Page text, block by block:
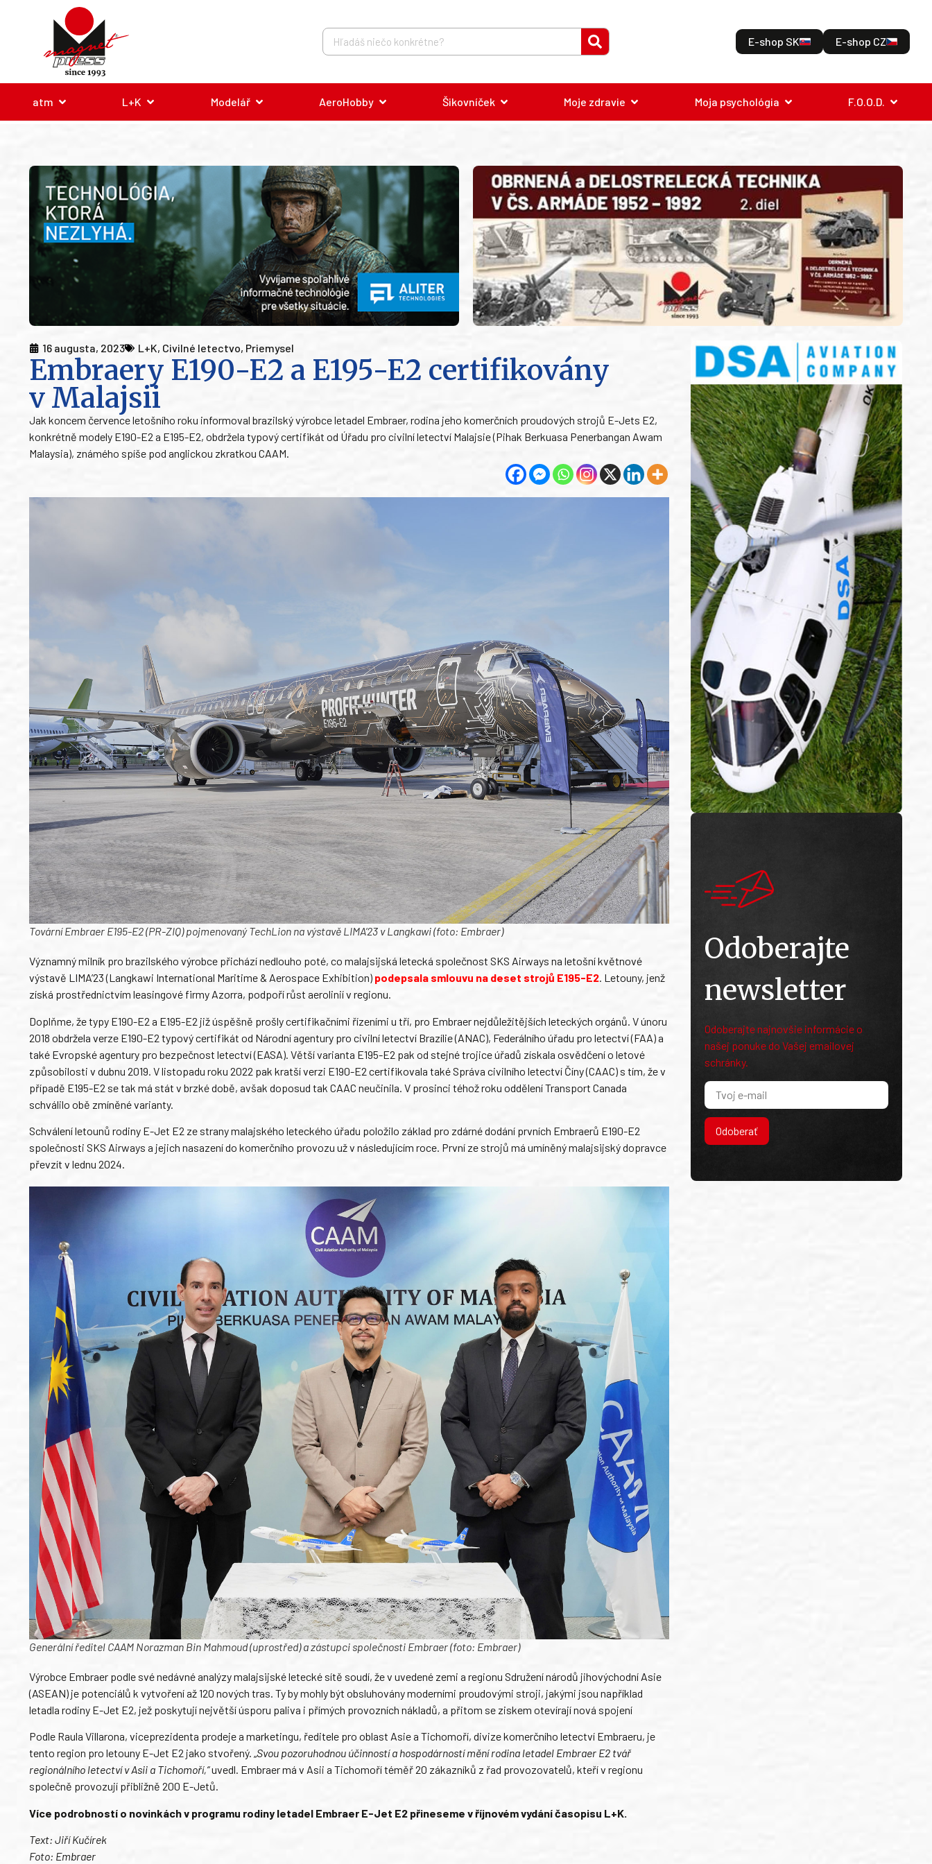
E-shop SK E-shop CZ
atm L+K Modelář AeroHobby Šikovníček Moje zdravie Moja psychológia F.O.O.D.
16 augusta, 2023 L+K, Civilné letectvo, Priemysel
Embraery E190-E2 a E195-E2 certifikovány
v Malajsii
Jak koncem července letošního roku informoval brazilský výrobce letadel Embraer, rodina jeho komerčních proudových strojů E-Jets E2,
konkrétně modely E190-E2 a E195-E2, obdržela typový certifikát od Úřadu pro civilní letectví Malajsie (Pihak Berkuasa Penerbangan Awam
Malaysia), známého spíše pod anglickou zkratkou CAAM.
Tovární Embraer E195-E2 (PR-ZIQ) pojmenovaný TechLion na výstavě LIMA’23 v Langkawi (foto: Embraer)
Významný milník pro brazilského výrobce přichází nedlouho poté, co malajsijská letecká společnost SKS Airways na letošní květnové
výstavě LIMA’23 (Langkawi International Maritime & Aerospace Exhibition) podepsala smlouvu na deset strojů E195-E2. Letouny, jenž
získá prostřednictvím leasingové firmy Azorra, podpoří růst aerolinií v regionu.
Doplňme, že typy E190-E2 a E195-E2 již úspěšně prošly certifikačními řízeními u tří, pro Embraer nejdůležitějších leteckých orgánů. V únoru
2018 obdržela verze E190-E2 typový certifikát od Národní agentury pro civilní letectví Brazílie (ANAC), Federálního úřadu pro letectví (FAA) a
také Evropské agentury pro bezpečnost letectví (EASA). Větší varianta E195-E2 pak od stejné trojice úřadů získala osvědčení o letové
způsobilosti v dubnu 2019. V listopadu roku 2022 pak kratší verzi E190-E2 certifikovala také Správa civilního letectví Číny (CAAC) s tím, že v
případě E195-E2 se tak má stát v brzké době, avšak doposud tak CAAC neučinila. V prosinci téhož roku oddělení Transport Canada
schválilo obě zmíněné varianty.
Schválení letounů rodiny E-Jet E2 ze strany malajského leteckého úřadu položilo základ pro zdárné dodání prvních Embraerů E190-E2
společnosti SKS Airways a jejich nasazení do komerčního provozu už v následujícím roce. První ze strojů má umíněný malajsijský dopravce
převzít v lednu 2024.
Generální ředitel CAAM Norazman Bin Mahmoud (uprostřed) a zástupci společnosti Embraer (foto: Embraer)
Výrobce Embraer podle své nedávné analýzy malajsijské letecké sítě soudí, že v uvedené zemi a regionu Sdružení národů jihovýchodní Asie
(ASEAN) je potenciálů k vytvoření až 120 nových tras. Ty by mohly být obsluhovány moderními proudovými stroji, jakými jsou například
letadla rodiny E-Jet E2, jež poskytují největší úsporu paliva i přímých provozních nákladů, a přitom se ziskem otevírají nová spojení
Podle Raula Villarona, viceprezidenta prodeje a marketingu, ředitele pro oblast Asie a Tichomoří, divize komerčního letectví Embraeru, je
tento region pro letouny E-Jet E2 jako stvořený. „Svou pozoruhodnou účinností a hospodárností mění rodina letadel Embraer E2 tvář
regionálního letectví v Asii a Tichomoří,“uvedl. Embraer má v Asii a Tichomoří téměř 20 zákazníků z řad provozovatelů, kteří v regionu
společně provozují přibližně 200 E-Jetů.
Více podrobností o novinkách v programu rodiny letadel Embraer E-Jet E2 přineseme v říjnovém vydání časopisu L+K.
Text: Jiří Kučírek
Foto: Embraer
Odoberajte
newsletter
Odoberajte najnovšie informácie o
našej ponuke do Vašej emailovej
schránky.
Odoberať